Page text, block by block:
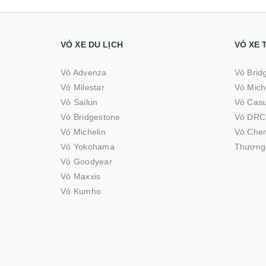
VỎ XE DU LỊCH
Vỏ Advenza
Vỏ Milestar
Vỏ Sailun
Vỏ Bridgestone
Vỏ Michelin
Vỏ Yokohama
Vỏ Goodyear
Vỏ Maxxis
Vỏ Kumho
VỎ XE
Vỏ
Vỏ
Vỏ
Vỏ DRC
Vỏ